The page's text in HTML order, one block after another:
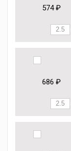
574 ₽
686 ₽